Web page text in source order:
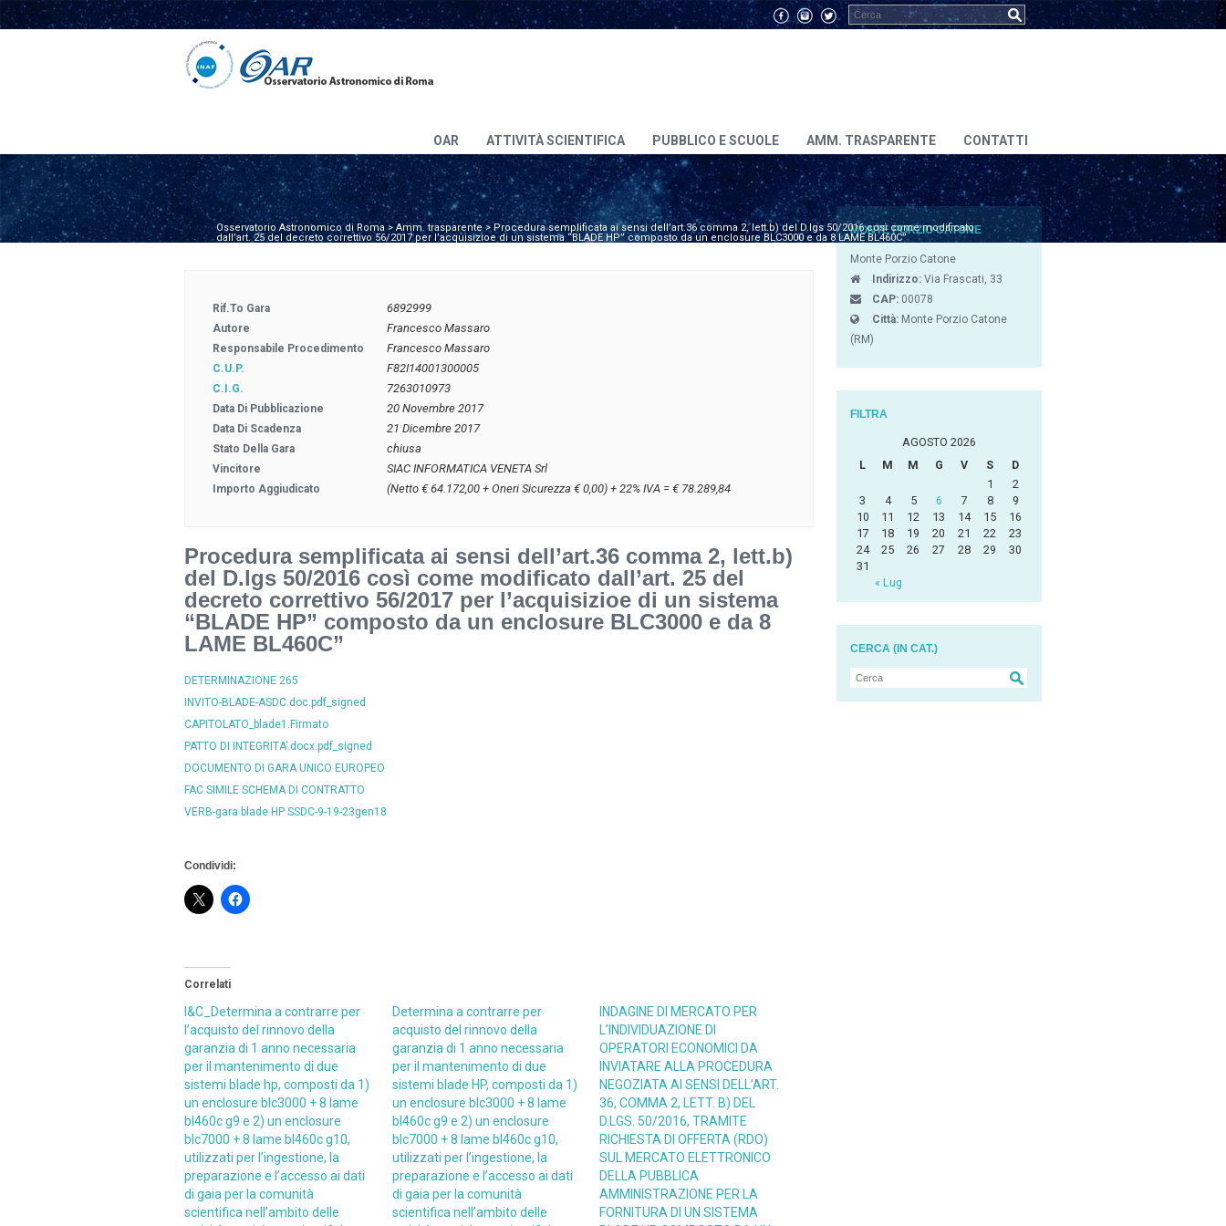
OAR ATTIVITÀ SCIENTIFICA PUBBLICO E SCUOLE AMM. TRASPARENTE CONTATTI
Osservatorio Astronomico di Roma> Amm. trasparente>Procedura semplificata ai sensi dell’art.36 comma 2, lett.b) del D.lgs 50/2016 così come modificato
dall’art. 25 del decreto correttivo 56/2017 per l’acquisizioe di un sistema “BLADE HP” composto da un enclosure BLC3000 e da 8 LAME BL460C”
Rif.to Gara 6892999
Autore Francesco Massaro
Responsabile Procedimento Francesco Massaro
C.U.P. F82I14001300005
C.I.G. 7263010973
Data Di Pubblicazione 20 Novembre 2017
Data Di Scadenza 21 Dicembre 2017
Stato Della Gara chiusa
Vincitore SIAC INFORMATICA VENETA Srl
Importo Aggiudicato (Netto € 64.172,00 + Oneri Sicurezza € 0,00) + 22% IVA = € 78.289,84
Procedura semplificata ai sensi dell’art.36 comma 2, lett.b)
del D.lgs 50/2016 così come modificato dall’art. 25 del
decreto correttivo 56/2017 per l’acquisizioe di un sistema
“BLADE HP” composto da un enclosure BLC3000 e da 8
LAME BL460C”
DETERMINAZIONE 265
INVITO-BLADE-ASDC.doc.pdf_signed
CAPITOLATO_blade1.Firmato
PATTO DI INTEGRITA’.docx.pdf_signed
DOCUMENTO DI GARA UNICO EUROPEO
FAC SIMILE SCHEMA DI CONTRATTO
VERB-gara blade HP SSDC-9-19-23gen18
Condividi:
Correlati
I&C_Determina a contrarre per
l’acquisto del rinnovo della
garanzia di 1 anno necessaria
per il mantenimento di due
sistemi blade hp, composti da 1)
un enclosure blc3000 + 8 lame
bl460c g9 e 2) un enclosure
blc7000 + 8 lame bl460c g10,
utilizzati per l’ingestione, la
preparazione e l’accesso ai dati
di gaia per la comunità
scientifica nell’ambito delle
Determina a contrarre per
acquisto del rinnovo della
garanzia di 1 anno necessaria
per il mantenimento di due
sistemi blade HP, composti da 1)
un enclosure blc3000 + 8 lame
bl460c g9 e 2) un enclosure
blc7000 + 8 lame bl460c g10,
utilizzati per l’ingestione, la
preparazione e l’accesso ai dati
di gaia per la comunità
scientifica nell’ambito delle
INDAGINE DI MERCATO PER
L’INDIVIDUAZIONE DI
OPERATORI ECONOMICI DA
INVIATARE ALLA PROCEDURA
NEGOZIATA AI SENSI DELL’ART.
36, COMMA 2, LETT. B) DEL
D.LGS. 50/2016, TRAMITE
RICHIESTA DI OFFERTA (RDO)
SUL MERCATO ELETTRONICO
DELLA PUBBLICA
AMMINISTRAZIONE PER LA
FORNITURA DI UN SISTEMA
MONTE PORZIO CATONE
Monte Porzio Catone
Indirizzo: Via Frascati, 33
CAP: 00078
Città: Monte Porzio Catone
(RM)
FILTRA
AGOSTO 2026
L
M M G V S D
« Lug
1
2
3
4 5 6 7 8
9
10
11 12 13 14 15
16
17
18 19 20 21 22
23
24
25 26 27 28 29
30
31
CERCA (IN CAT.)